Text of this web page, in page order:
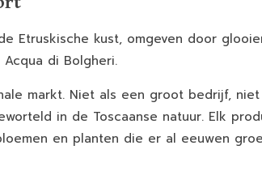
Etruskische kust, omgeven door
di Bolgheri.
markt. Niet als een groot bedrijf,
in de Toscaanse natuur. Elk
en planten die er al eeuwen